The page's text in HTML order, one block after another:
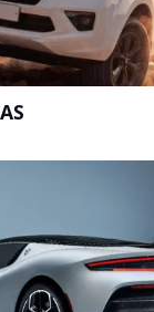
a España con